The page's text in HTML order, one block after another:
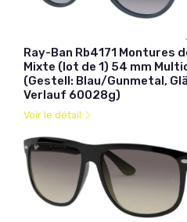
Ray-Ban Rb4171 Montures
Mixte (lot de 1) 54 mm
(Gestell: Blau/Gunmetal,
Verlauf 60028g)
Voir le détail